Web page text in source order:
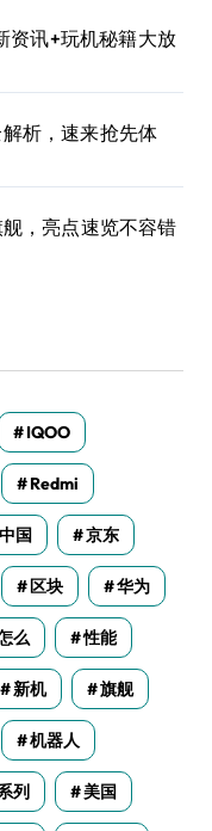
资讯+玩机秘籍大放
析，速来抢先体
，亮点速览不容错
IQOO
Redmi
中国 京东
区块 华为
么 性能
新机 旗舰
机器人
列 美国